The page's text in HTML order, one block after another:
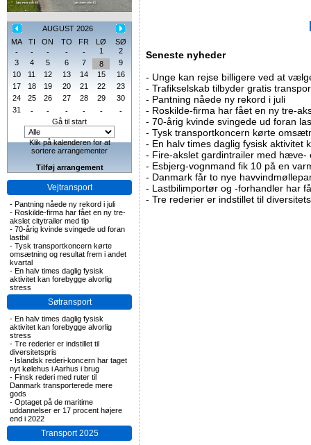
AUGUST 2026
MA
TI ON TO FR LØ
SØ
-
- - - - 1
2
3
4 5 6 7 8
9
10
11 12 13 14 15
16
17
18 19 20 21 22
23
24
25 26 27 28 29
30
31
- - - - -
-
Gå til start
Klik på kalenderen for at
sortere arrangementer
Tilføj arrangement
Vejtransport
- Pantning nåede ny rekord i juli
- Roskilde-firma har fået en ny tre-
akslet citytrailer med tip
- 70-årig kvinde svingede ud foran
lastbil
- Tysk transportkoncern kørte
omsætning og resultat frem i andet
kvartal
- En halv times daglig fysisk
aktivitet kan forebygge alvorlig
stress
Søtransport
- En halv times daglig fysisk
aktivitet kan forebygge alvorlig
stress
- Tre rederier er indstillet til
diversitetspris
- Islandsk rederi-koncern har taget
nyt kølehus i Aarhus i brug
- Finsk rederi med ruter til
Danmark transporterede mere
gods
- Optaget på de maritime
uddannelser er 17 procent højere
end i 2022
Transport 2025
Seneste nyheder
- Unge kan rejse billigere ved at
- Trafikselskab tilbyder gratis
- Pantning nåede ny rekord i juli
- Roskilde-firma har fået en ny tre-
- 70-årig kvinde svingede ud foran
- Tysk transportkoncern kørte
- En halv times daglig fysisk aktivitet
- Fire-akslet gardintrailer med hæve-
- Esbjerg-vognmand fik 10 på en
- Danmark får to nye
- Lastbilimportør og -forhandler har
- Tre rederier er indstillet til